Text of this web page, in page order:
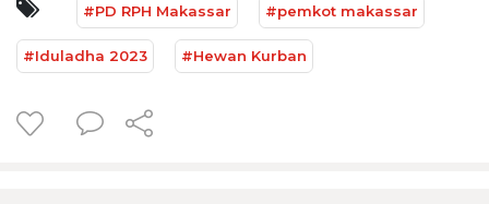
#PD RPH Makassar #pemkot makassar
#Iduladha 2023 #Hewan Kurban